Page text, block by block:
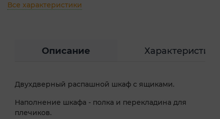
Все характеристики
Описание Характеристики
Двухдверный распашной шкаф с ящиками.
Наполнение шкафа - полка и перекладина для
плечиков.